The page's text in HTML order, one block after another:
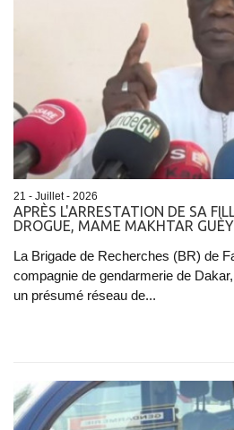
21 - Juillet - 2026
APRÈS L'ARRESTATION DE SA
DROGUE, MAME MAKHTAR
La Brigade de Recherches (BR) de
compagnie de gendarmerie de
un présumé réseau de...